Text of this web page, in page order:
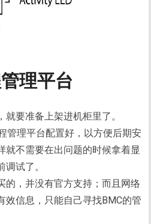
理平台
要准备上架进机柜里了。
管理平台配置好，以方便后期安
就不需要在出问题的时候拿着显
试了。
的，并没有官方支持；而且网络
效信息，只能自己寻找BMC的管